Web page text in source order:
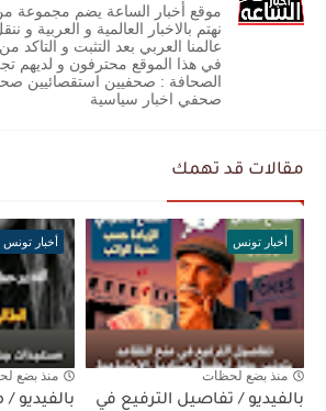
موقع أخبار الساعة يضم مجموعة
نهتم بالاخبار العالمية و العربية
عالمنا العربي بعد التثبت و التاكد
في هذا الموقع محترفون و لديهم
الصحافة : صحفيين استقصائيين
صحفي اخبار سياسية
مقالات قد تهمك
أخبار تونس
منذ بضع لحظات
بالفيديو / تفاصيل الترفيع في
أخبار تونس
منذ بضع
بالفيديو